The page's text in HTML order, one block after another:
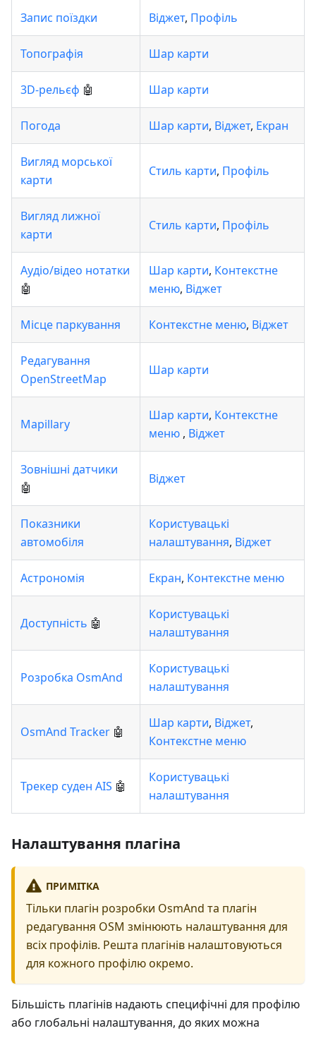
Запис поїздки Віджет, Профіль
Топографія Шар карти
3D-рельєф 🤖 Шар карти
Погода Шар карти, Віджет, Екран
Вигляд морської
карти
Стиль карти, Профіль
Вигляд лижної
карти
Стиль карти, Профіль
Аудіо/відео нотатки
🤖
Шар карти, Контекстне
меню, Віджет
Місце паркування Контекстне меню, Віджет
Редагування
OpenStreetMap
Шар карти
Mapillary
Шар карти, Контекстне
меню , Віджет
Зовнішні датчики
🤖
Віджет
Показники
автомобіля
Користувацькі
налаштування, Віджет
Астрономія Екран, Контекстне меню
Доступність 🤖
Користувацькі
налаштування
Розробка OsmAnd
Користувацькі
налаштування
OsmAnd Tracker 🤖
Шар карти, Віджет,
Контекстне меню
Трекер суден AIS 🤖
Користувацькі
налаштування
Налаштування плагіна
ПРИМІТКА
Тільки плагін розробки OsmAnd та плагін
редагування OSM змінюють налаштування для
всіх профілів. Решта плагінів налаштовуються
для кожного профілю окремо.
Більшість плагінів надають специфічні для профілю
або глобальні налаштування, до яких можна